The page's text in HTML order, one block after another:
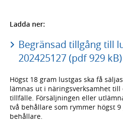
Ladda ner:
Begränsad tillgång till
202425127 (pdf 929 kB)
Högst 18 gram lustgas ska få
lämnas ut i näringsverksamhet
tillfälle. Försäljningen eller
två behållare som rymmer högst
behållare.